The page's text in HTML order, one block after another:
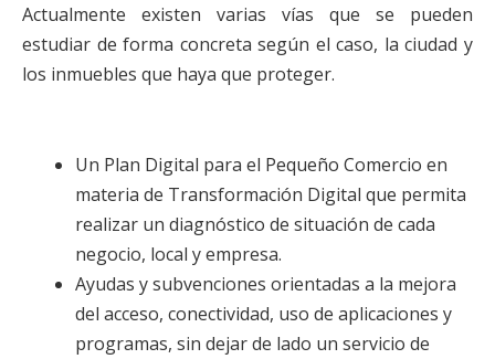
Actualmente existen varias vías que se pueden
estudiar de forma concreta según el caso, la ciudad y
los inmuebles que haya que proteger.
Un Plan Digital para el Pequeño Comercio en
materia de Transformación Digital que permita
realizar un diagnóstico de situación de cada
negocio, local y empresa.
Ayudas y subvenciones orientadas a la mejora
del acceso, conectividad, uso de aplicaciones y
programas, sin dejar de lado un servicio de